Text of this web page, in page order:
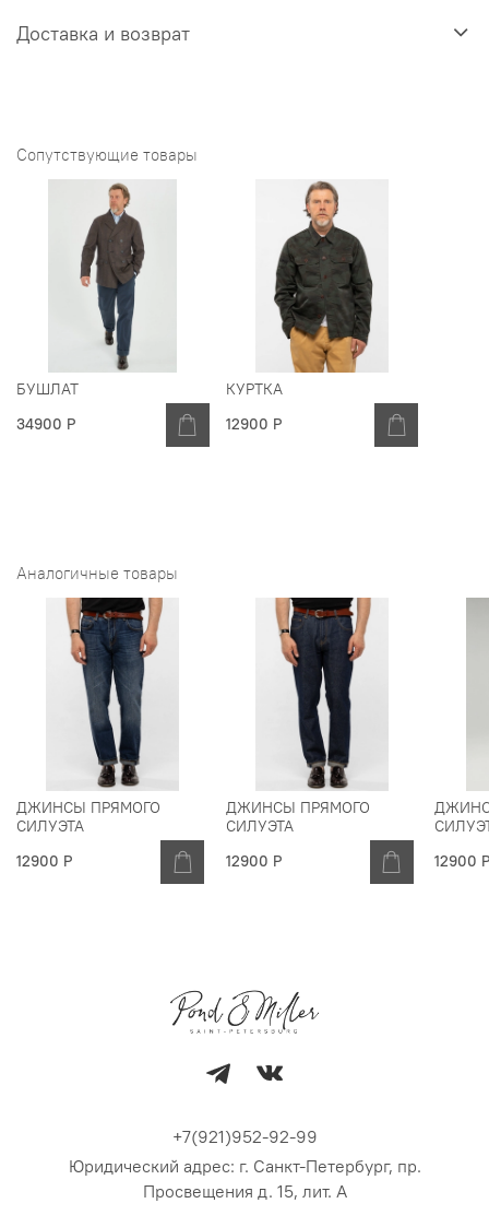
Доставка и возврат
Сопутствующие товары
БУШЛАТ
34900 Р
КУРТКА
12900 Р
Аналогичные товары
ДЖИНСЫ ПРЯМОГО
СИЛУЭТА
12900 Р
ДЖИНСЫ ПРЯМОГО
СИЛУЭТА
12900 Р
12900 Р
+7(921)952-92-99
Юридический адрес: г. Санкт-Петербург, пр.
Просвещения д. 15, лит. А